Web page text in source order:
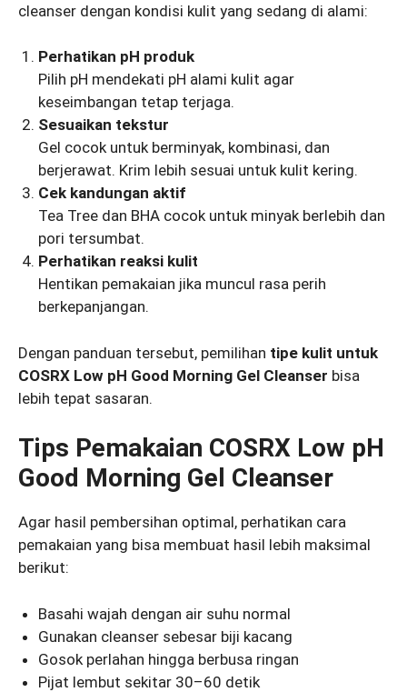
cleanser dengan kondisi kulit yang sedang di alami:
Perhatikan pH produk
Pilih pH mendekati pH alami kulit agar
keseimbangan tetap terjaga.
Sesuaikan tekstur
Gel cocok untuk berminyak, kombinasi, dan
berjerawat. Krim lebih sesuai untuk kulit kering.
Cek kandungan aktif
Tea Tree dan BHA cocok untuk minyak berlebih dan
pori tersumbat.
Perhatikan reaksi kulit
Hentikan pemakaian jika muncul rasa perih
berkepanjangan.
Dengan panduan tersebut, pemilihan tipe kulit untuk
COSRX Low pH Good Morning Gel Cleanser bisa
lebih tepat sasaran.
Tips Pemakaian COSRX Low pH
Good Morning Gel Cleanser
Agar hasil pembersihan optimal, perhatikan cara
pemakaian yang bisa membuat hasil lebih maksimal
berikut:
Basahi wajah dengan air suhu normal
Gunakan cleanser sebesar biji kacang
Gosok perlahan hingga berbusa ringan
Pijat lembut sekitar 30–60 detik